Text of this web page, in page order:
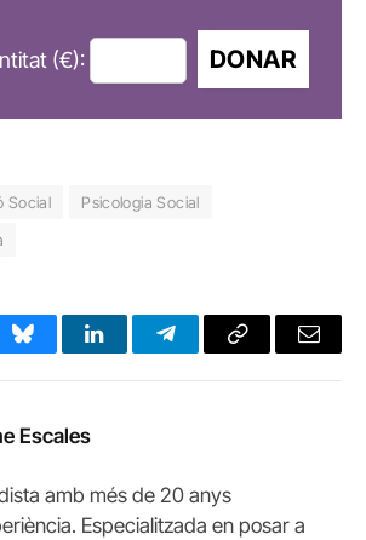
(€): DONAR
Social
Psicologia Social
BlueskyLinkedInTelegramCopy
Email
Escales
amb més de 20 anys
Especialitzada en posar a